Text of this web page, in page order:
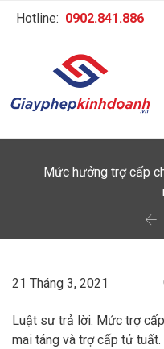
Hotline: 0902.841.886
Mức hưởng trợ cấp

21 Tháng 3, 2021
Luật sư trả lời: Mức trợ
mai táng và trợ cấp tử tuất.